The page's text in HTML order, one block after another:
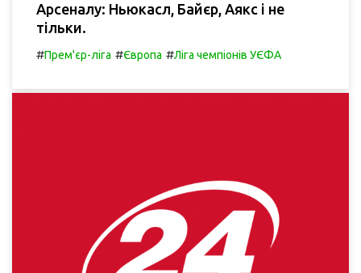
Арсеналу: Ньюкасл, Байєр, Аякс і не
тільки.
#Прем'єр-ліга #Європа #Ліга чемпіонів УЄФА